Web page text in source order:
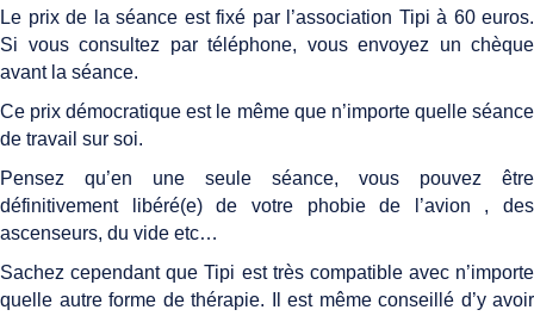
Le prix de la séance est fixé par l’association Tipi à 60 euros.
Si vous consultez par téléphone, vous envoyez un chèque
avant la séance.
Ce prix démocratique est le même que n’importe quelle séance
de travail sur soi.
Pensez qu’en une seule séance, vous pouvez être
définitivement libéré(e) de votre phobie de l’avion , des
ascenseurs, du vide etc…
Sachez cependant que Tipi est très compatible avec n’importe
quelle autre forme de thérapie. Il est même conseillé d’y avoir